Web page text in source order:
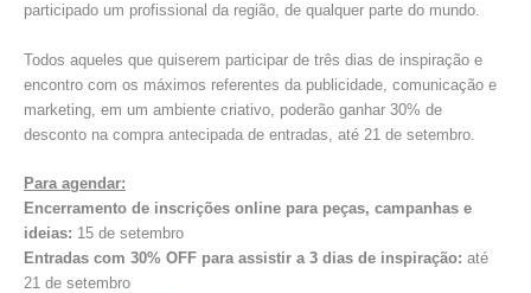
participado um profissional da região, de qualquer parte do mundo.
Todos aqueles que quiserem participar de três dias de inspiração e
encontro com os máximos referentes da publicidade, comunicação e
marketing, em um ambiente criativo, poderão ganhar 30% de
desconto na compra antecipada de entradas, até 21 de setembro.
Para agendar:
Encerramento de inscrições online para peças, campanhas e
ideias: 15 de setembro
Entradas com 30% OFF para assistir a 3 dias de inspiração: até
21 de setembro